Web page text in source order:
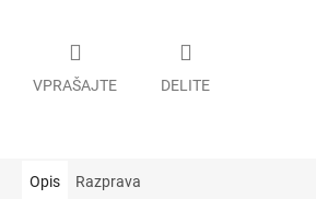
VPRAŠAJTE DELITE
Opis Razprava